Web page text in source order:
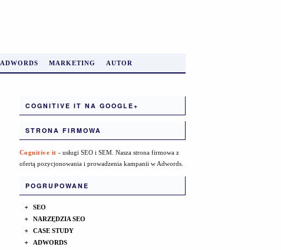
ADWORDS MARKETING AUTOR
COGNITIVE IT NA GOOGLE+
STRONA FIRMOWA
Cognitive it - usługi SEO i SEM. Nasza strona firmowa z
ofertą pozycjonowania i prowadzenia kampanii w Adwords.
POGRUPOWANE
SEO
NARZĘDZIA SEO
CASE STUDY
ADWORDS